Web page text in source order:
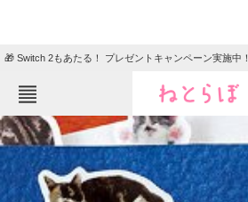
🎁 Switch 2もあたる！ プレゼントキャンペーン実施中！
ねとらぼメニュー
TOP ニュース
エンタメ クイズ